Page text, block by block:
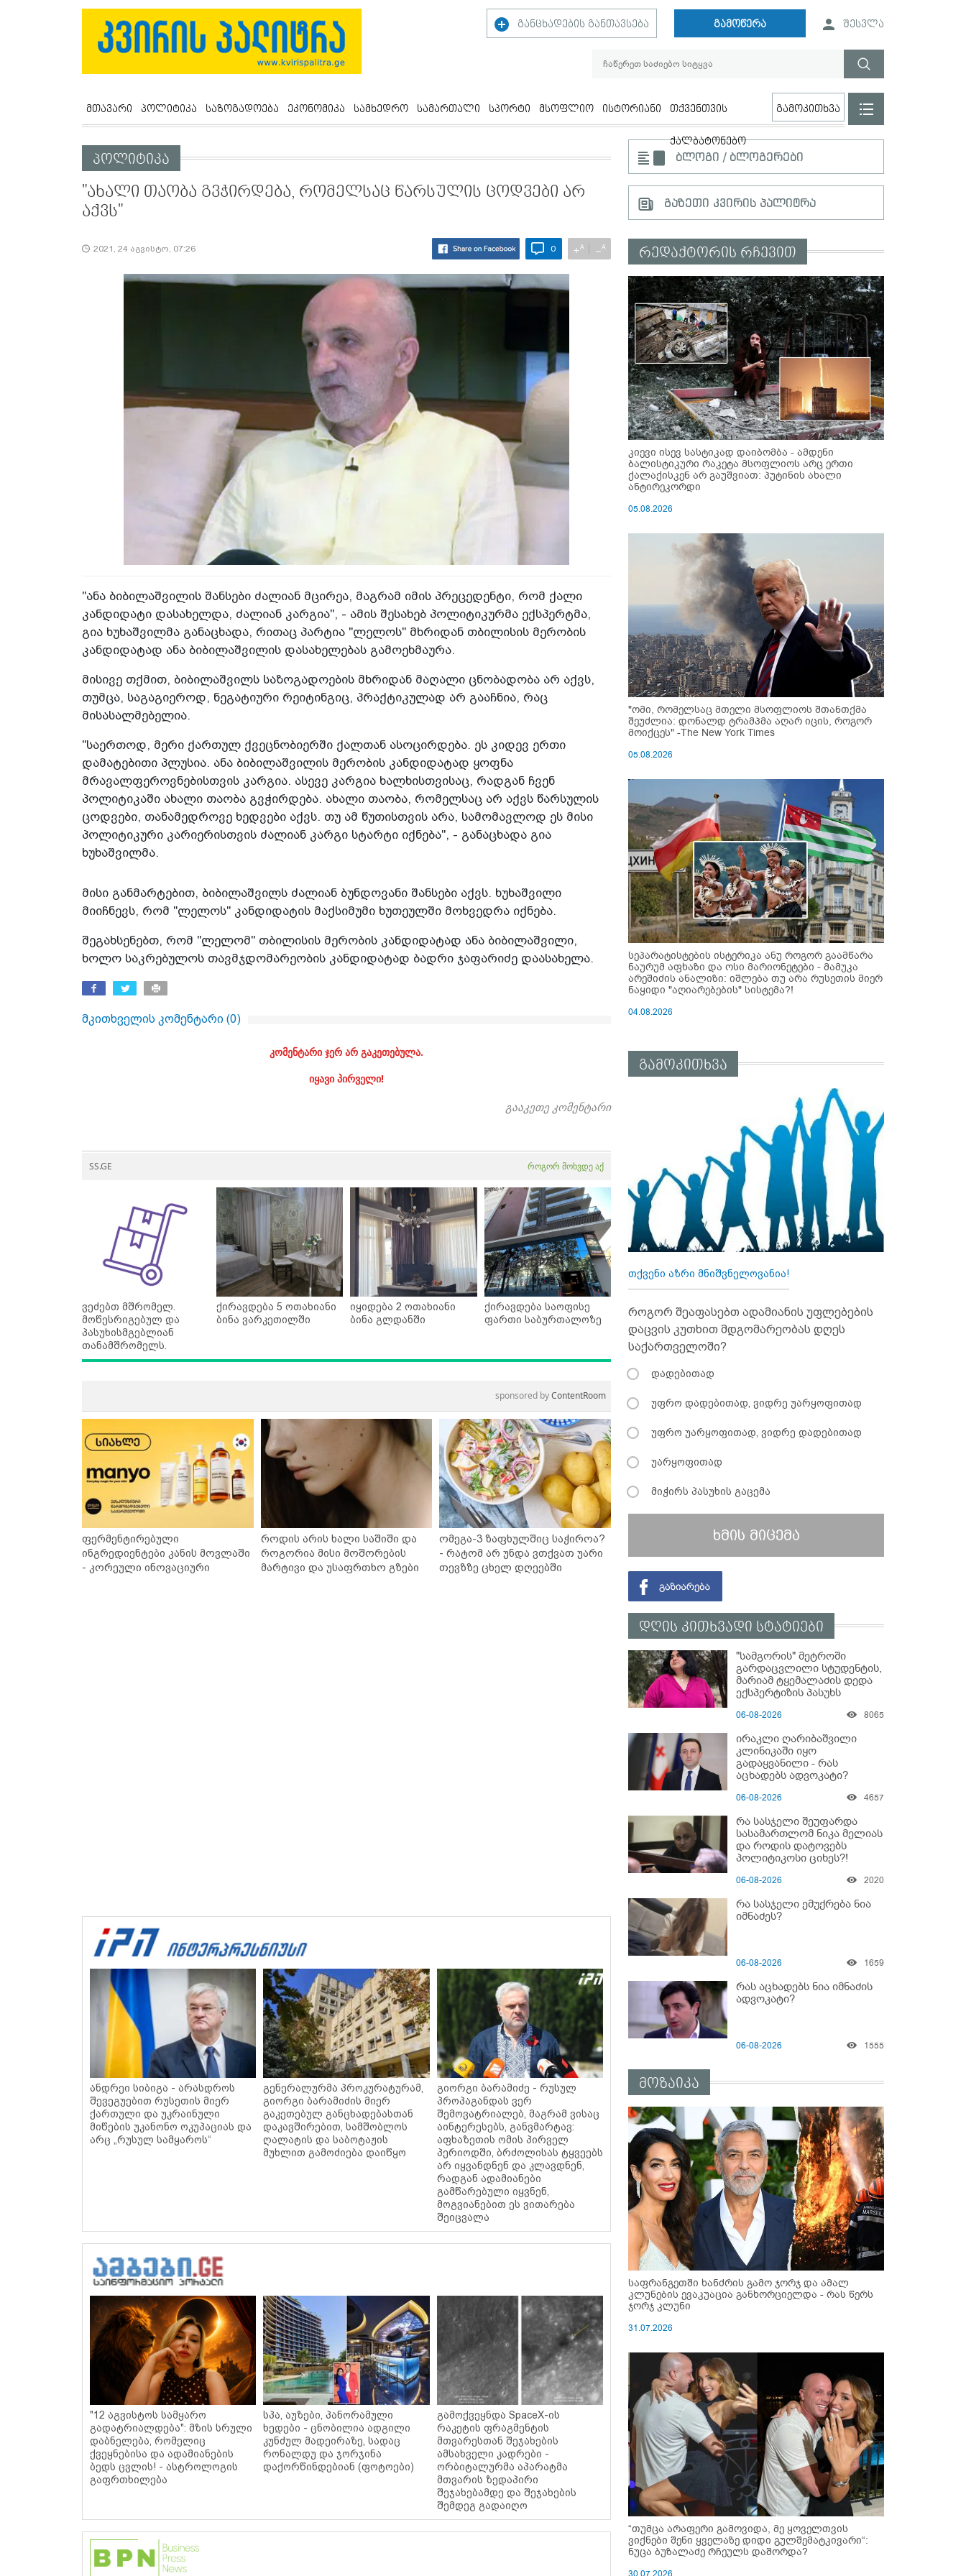
განცხადების განთავსება გამოწერა შესვლა
მთავარი პოლიტიკა საზოგადოება ეკონომიკა სამხედრო სამართალი სპორტი მსოფლიო ისტორიანი თქვენთვის
ქალბატონებო
გამოკითხვა
პოლიტიკა
"ახალი თაობა გვჭირდება, რომელსაც წარსულის ცოდვები არ
აქვს"
2021, 24 აგვისტო, 07:26 0 +A −A
"ანა ბიბილაშვილის შანსები ძალიან მცირეა, მაგრამ იმის პრეცედენტი, რომ ქალი
კანდიდატი დასახელდა, ძალიან კარგია", - ამის შესახებ პოლიტიკურმა ექსპერტმა,
გია ხუხაშვილმა განაცხადა, რითაც პარტია "ლელოს" მხრიდან თბილისის მერობის
კანდიდატად ანა ბიბილაშვილის დასახელებას გამოეხმაურა.
მისივე თქმით, ბიბილაშვილს საზოგადოების მხრიდან მაღალი ცნობადობა არ აქვს,
თუმცა, საგაგიეროდ, ნეგატიური რეიტინგიც, პრაქტიკულად არ გააჩნია, რაც
მისასალმებელია.
"საერთოდ, მერი ქართულ ქვეცნობიერში ქალთან ასოცირდება. ეს კიდევ ერთი
დამატებითი პლუსია. ანა ბიბილაშვილის მერობის კანდიდატად ყოფნა
მრავალფეროვნებისთვის კარგია. ასევე კარგია ხალხისთვისაც, რადგან ჩვენ
პოლიტიკაში ახალი თაობა გვჭირდება. ახალი თაობა, რომელსაც არ აქვს წარსულის
ცოდვები, თანამედროვე ხედვები აქვს. თუ ამ წუთისთვის არა, სამომავლოდ ეს მისი
პოლიტიკური კარიერისთვის ძალიან კარგი სტარტი იქნება", - განაცხადა გია
ხუხაშვილმა.
მისი განმარტებით, ბიბილაშვილს ძალიან ბუნდოვანი შანსები აქვს. ხუხაშვილი
მიიჩნევს, რომ "ლელოს" კანდიდატის მაქსიმუმი ხუთეულში მოხვედრა იქნება.
შეგახსენებთ, რომ "ლელომ" თბილისის მერობის კანდიდატად ანა ბიბილაშვილი,
ხოლო საკრებულოს თავმჯდომარეობის კანდიდატად ბადრი ჯაფარიძე დაასახელა.
მკითხველის კომენტარი (0)
კომენტარი ჯერ არ გაკეთებულა.
იყავი პირველი!
გააკეთე კომენტარი
SS.GE როგორ მოხვდე აქ
ვეძებთ მშრომელ.
მოწესრიგებულ და
პასუხისმგებლიან
თანამშრომელს.
ქირავდება 5 ოთახიანი
ბინა ვარკეთილში
იყიდება 2 ოთახიანი
ბინა გლდანში
ქირავდება საოფისე
ფართი საბურთალოზე
sponsored byContentRoom
ფერმენტირებული
ინგრედიენტები კანის მოვლაში
- კორეული ინოვაციური
როდის არის ხალი საშიში და
როგორია მისი მოშორების
მარტივი და უსაფრთხო გზები
ომეგა-3 ზაფხულშიც საჭიროა?
- რატომ არ უნდა ვთქვათ უარი
თევზზე ცხელ დღეებში
ანდრეი სიბიგა - არასდროს
შევეგუებით რუსეთის მიერ
ქართული და უკრაინული
მიწების უკანონო ოკუპაციას და
არც „რუსულ სამყაროს“
გენერალურმა პროკურატურამ,
გიორგი ბარამიძის მიერ
გაკეთებულ განცხადებასთან
დაკავშირებით, სამშობლოს
ღალატის და საბოტაჟის
მუხლით გამოძიება დაიწყო
გიორგი ბარამიძე - რუსულ
პროპაგანდას ვერ
შემოვატრიალებ, მაგრამ ვისაც
აინტერესებს, განვმარტავ:
აფხაზეთის ომის პირველ
პერიოდში, ბრძოლისას ტყვეებს
არ იყვანდნენ და კლავდნენ,
რადგან ადამიანები
გამწარებული იყვნენ,
მოგვიანებით ეს ვითარება
შეიცვალა
"12 აგვისტოს სამყარო
გადატრიალდება": მზის სრული
დაბნელება, რომელიც
ქვეყნებისა და ადამიანების
ბედს ცვლის! - ასტროლოგის
გაფრთხილება
სპა, აუზები, პანორამული
ხედები - ცნობილია ადგილი
კუნძულ მადეირაზე, სადაც
რონალდუ და ჯორჯინა
დაქორწინდებიან (ფოტოები)
გამოქვეყნდა SpaceX-ის
რაკეტის ფრაგმენტის
მთვარესთან შეჯახების
ამსახველი კადრები -
ორბიტალურმა აპარატმა
მთვარის ზედაპირი
შეჯახებამდე და შეჯახების
შემდეგ გადაიღო
ბლოგი / ბლოგერები
გაზეთი კვირის პალიტრა
რედაქტორის რჩევით
კიევი ისევ სასტიკად დაიბომბა - ამდენი
ბალისტიკური რაკეტა მსოფლიოს არც ერთი
ქალაქისკენ არ გაუშვიათ: პუტინის ახალი
ანტირეკორდი
05.08.2026
"ომი, რომელსაც მთელი მსოფლიოს შთანთქმა
შეუძლია: დონალდ ტრამპმა აღარ იცის, როგორ
მოიქცეს" -The New York Times
05.08.2026
სეპარატისტების ისტერიკა ანუ როგორ გაამწარა
ნაურუმ აფხაზი და ოსი მარიონეტები - მამუკა
არეშიძის ანალიზი: იშლება თუ არა რუსეთის მიერ
ნაყიდი "აღიარებების" სისტემა?!
04.08.2026
გამოკითხვა
თქვენი აზრი მნიშვნელოვანია!
როგორ შეაფასებთ ადამიანის უფლებების
დაცვის კუთხით მდგომარეობას დღეს
საქართველოში?
დადებითად
უფრო დადებითად, ვიდრე უარყოფითად
უფრო უარყოფითად, ვიდრე დადებითად
უარყოფითად
მიჭირს პასუხის გაცემა
ხმის მიცემა
დღის კითხვადი სტატიები
"სამგორის" მეტროში
გარდაცვლილი სტუდენტის,
მარიამ ტყემალაძის დედა
ექსპერტიზის პასუხს
გოგონას გარდაცვალების
06-08-2026 8065
ირაკლი ღარიბაშვილი
კლინიკაში იყო
გადაყვანილი - რას
აცხადებს ადვოკატი?
06-08-2026 4657
რა სასჯელი შეუფარდა
სასამართლომ ნიკა მელიას
და როდის დატოვებს
პოლიტიკოსი ციხეს?!
06-08-2026 2020
რა სასჯელი ემუქრება ნია
იმნაძეს?
06-08-2026 1659
რას აცხადებს ნია იმნაძის
ადვოკატი?
06-08-2026 1555
მოზაიკა
საფრანგეთში ხანძრის გამო ჯორჯ და ამალ
კლუნების ევაკუაცია განხორციელდა - რას წერს
ჯორჯ კლუნი
31.07.2026
“თუმცა არაფერი გამოვიდა, მე ყოველთვის
ვიქნები შენი ყველაზე დიდი გულშემატკივარი“:
ნუცა ბუზალაძე რჩეულს დაშორდა?
30.07.2026